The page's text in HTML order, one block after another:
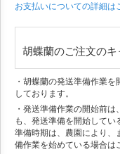
お支払いについての詳細は
胡蝶蘭のご注文の
・胡蝶蘭の発送準備作業
しております。
・発送準備作業の開始前
も、発送準備を開始して
準備時期は、農園により、
備作業を始めている場合は